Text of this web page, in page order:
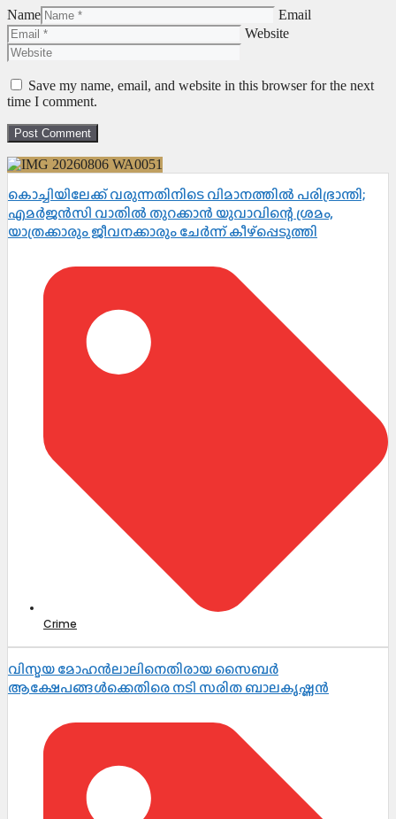
Name
Email
Website
Save my name, email, and website in this browser for the next
time I comment.
കൊച്ചിയിലേക്ക് വരുന്നതിനിടെ വിമാനത്തിൽ പരിഭ്രാന്തി;
എമർജൻസി വാതിൽ തുറക്കാൻ യുവാവിന്റെ ശ്രമം,
യാത്രക്കാരും ജീവനക്കാരും ചേർന്ന് കീഴ്പ്പെടുത്തി
Crime
വിസ്മയ മോഹൻലാലിനെതിരായ സൈബർ
ആക്ഷേപങ്ങൾക്കെതിരെ നടി സരിത ബാലകൃഷ്ണൻ